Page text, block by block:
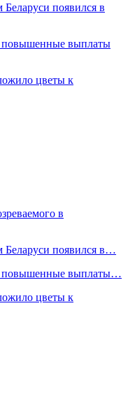
появился в
повышенные выплаты
цветы к
в
появился в…
повышенные выплаты…
цветы к